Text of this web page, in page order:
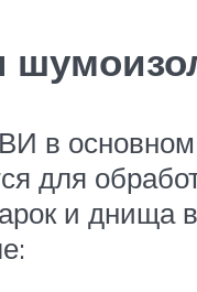
в основном
для
и днища в